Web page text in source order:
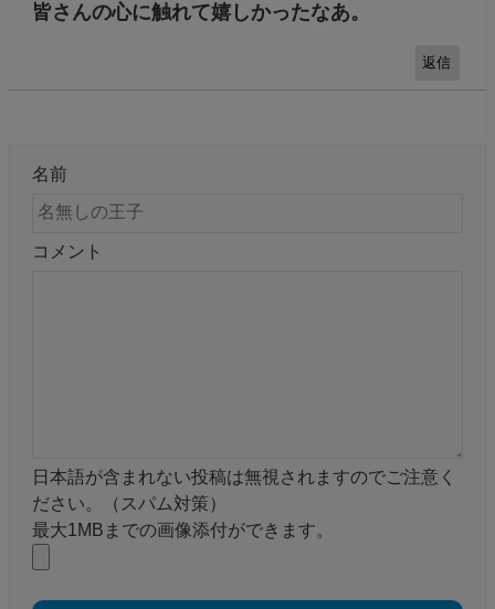
皆さんの心に触れて嬉しかったなあ。
返信
名前
コメント
最大1MBまでの画像添付ができます。
日本語が含まれない投稿は無視されますのでご注意く
ださい。（スパム対策）